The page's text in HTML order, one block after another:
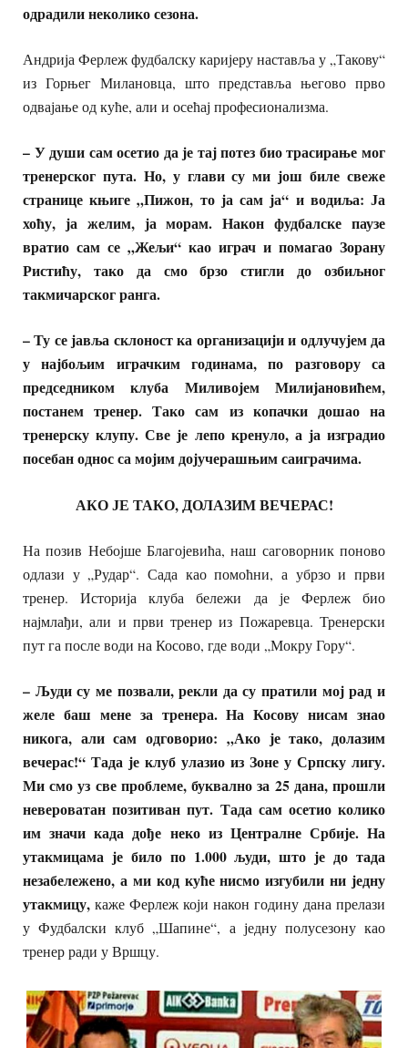
одрадили неколико сезона.
Андрија Ферлеж фудбалску каријеру наставља у „Такову“
из Горњег Милановца, што представља његово прво
одвајање од куће, али и осећај професионализма.
– У души сам осетио да је тај потез био трасирање мог
тренерског пута. Но, у глави су ми још биле свеже
странице књиге „Пижон, то ја сам ја“ и водиља: Ја
хоћу, ја желим, ја морам. Након фудбалске паузе
вратио сам се „Жељи“ као играч и помагао Зорану
Ристићу, тако да смо брзо стигли до озбиљног
такмичарског ранга.
– Ту се јавља склоност ка организацији и одлучујем да
у најбољим играчким годинама, по разговору са
председником клуба Миливојем Милијановићем,
постанем тренер. Тако сам из копачки дошао на
тренерску клупу. Све је лепо кренуло, а ја изградио
посебан однос са мојим дојучерашњим саиграчима.
АКО ЈЕ ТАКО, ДОЛАЗИМ ВЕЧЕРАС!
На позив Небојше Благојевића, наш саговорник поново
одлази у „Рудар“. Сада као помоћни, а убрзо и први
тренер. Историја клуба бележи да је Ферлеж био
најмлађи, али и први тренер из Пожаревца. Тренерски
пут га после води на Косово, где води „Мокру Гору“.
– Људи су ме позвали, рекли да су пратили мој рад и
желе баш мене за тренера. На Косову нисам знао
никога, али сам одговорио: „Ако је тако, долазим
вечерас!“ Тада је клуб улазио из Зоне у Српску лигу.
Ми смо уз све проблеме, буквално за 25 дана, прошли
невероватан позитиван пут. Тада сам осетио колико
им значи када дође неко из Централне Србије. На
утакмицама је било по 1.000 људи, што је до тада
незабележено, а ми код куће нисмо изгубили ни једну
утакмицу, каже Ферлеж који након годину дана прелази
у Фудбалски клуб „Шапине“, а једну полусезону као
тренер ради у Вршцу.